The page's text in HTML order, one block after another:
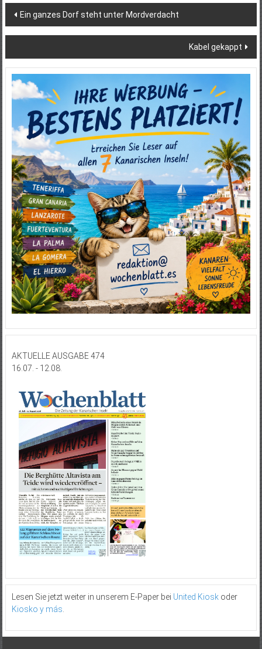
Beitragsnavigation
Ein ganzes Dorf steht unter Mordverdacht
Kabel gekappt
AKTUELLE AUSGABE 474
16.07. - 12.08.
Lesen Sie jetzt weiter in unserem E-Paper bei United Kioskoder
Kiosko y más.